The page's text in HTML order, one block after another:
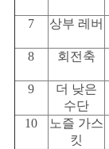
7
상부 레버
8
회전축
9
더 낮은
수단
10
노즐 가스
킷